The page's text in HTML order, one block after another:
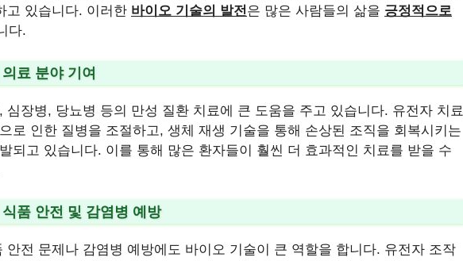
고 있습니다. 이러한 바이오 기술의 발전은 많은 사람들의 삶을 긍정적으로
다.
료 분야 기여
심장병, 당뇨병 등의 만성 질환 치료에 큰 도움을 주고 있습니다. 유전자 치료
로 인한 질병을 조절하고, 생체 재생 기술을 통해 손상된 조직을 회복시키는
되고 있습니다. 이를 통해 많은 환자들이 훨씬 더 효과적인 치료를 받을 수
품 안전 및 감염병 예방
안전 문제나 감염병 예방에도 바이오 기술이 큰 역할을 합니다. 유전자 조작